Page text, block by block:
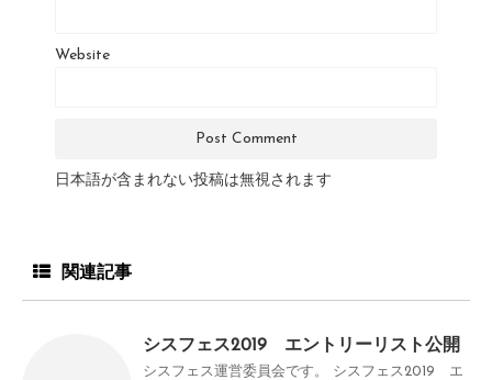
Website
日本語が含まれない投稿は無視されます
関連記事
シスフェス2019 エントリーリスト公開
シスフェス運営委員会です。 シスフェス2019 エ